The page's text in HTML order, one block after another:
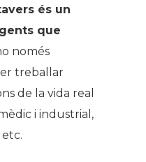
és un
que
només
treballar
de la vida real
i industrial,